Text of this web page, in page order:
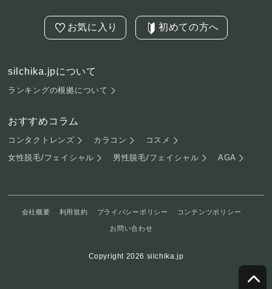
お気に入り 初めての方へ
silchika.jpについて
ランキングの根拠について
おすすめコラム
コンタクトレンズ カラコン
コスメ
女性脱毛/フェイシャル
男性脱毛/フェイシャル AGA
会社概要 利用規約 プライバシーポリシー コンテンツポリシー
お問い合わせ
Copyright 2026 silchika.jp